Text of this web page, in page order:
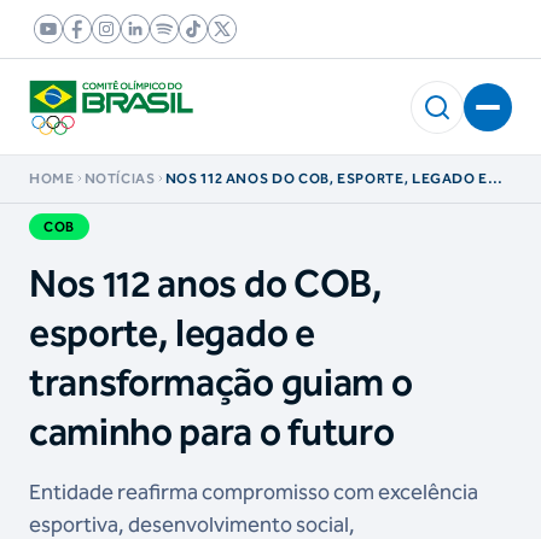
HOME NOTÍCIAS
NOS 112 ANOS DO COB, ESPORTE, LEGADO E
COB
Nos 112 anos do COB,
esporte, legado e
transformação guiam o
caminho para o futuro
Entidade reafirma compromisso com excelência
esportiva, desenvolvimento social,